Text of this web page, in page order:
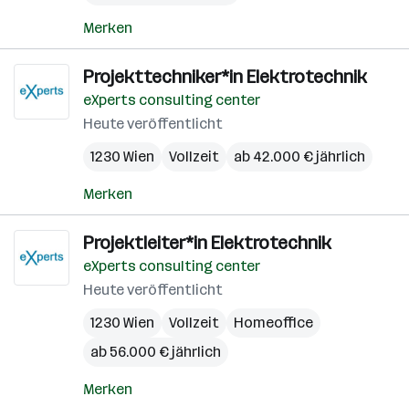
Merken
Projekttechniker*in Elektrotechnik
eXperts consulting center
Heute veröffentlicht
1230 Wien
Vollzeit ab 42.000 € jährlich
Merken
Projektleiter*in Elektrotechnik
eXperts consulting center
Heute veröffentlicht
1230 Wien
Vollzeit
Homeoffice
ab 56.000 € jährlich
Merken